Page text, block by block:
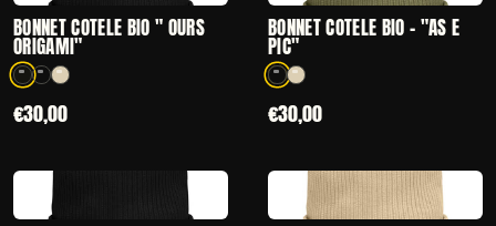
BONNET CÔTELÉ BIO " OURS
ORIGAMI"
3 coloris disponibles
€30,00
BONNET CÔTELÉ BIO - "AS E
PIC"
2 coloris disponibles
€30,00
— BONNET CÔTELÉ BIO - "BARDAF" — BONNET